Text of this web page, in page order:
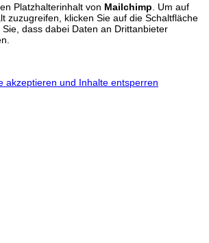
Platzhalterinhalt von Mailchimp . Um auf
zuzugreifen, klicken Sie auf die Schaltfläche
dass dabei Daten an Drittanbieter
akzeptieren und Inhalte entsperren